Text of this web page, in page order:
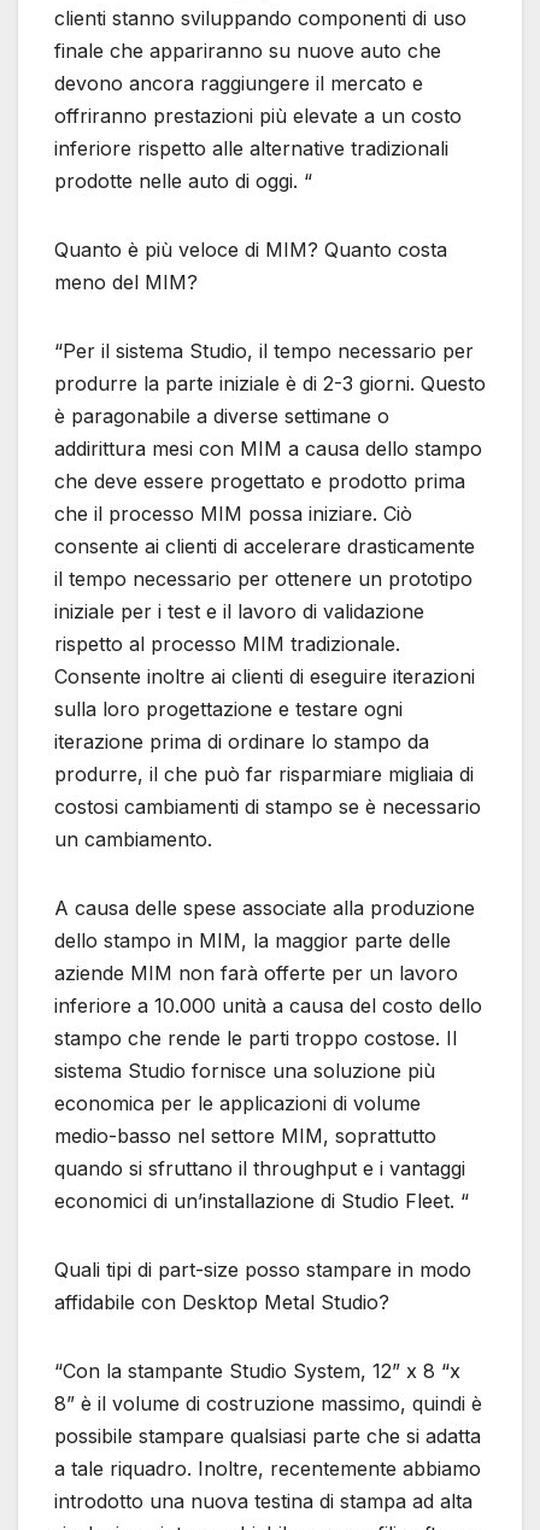
clienti stanno sviluppando componenti di uso
finale che appariranno su nuove auto che
devono ancora raggiungere il mercato e
offriranno prestazioni più elevate a un costo
inferiore rispetto alle alternative tradizionali
prodotte nelle auto di oggi. “
Quanto è più veloce di MIM? Quanto costa
meno del MIM?
“Per il sistema Studio, il tempo necessario per
produrre la parte iniziale è di 2-3 giorni. Questo
è paragonabile a diverse settimane o
addirittura mesi con MIM a causa dello stampo
che deve essere progettato e prodotto prima
che il processo MIM possa iniziare. Ciò
consente ai clienti di accelerare drasticamente
il tempo necessario per ottenere un prototipo
iniziale per i test e il lavoro di validazione
rispetto al processo MIM tradizionale.
Consente inoltre ai clienti di eseguire iterazioni
sulla loro progettazione e testare ogni
iterazione prima di ordinare lo stampo da
produrre, il che può far risparmiare migliaia di
costosi cambiamenti di stampo se è necessario
un cambiamento.
A causa delle spese associate alla produzione
dello stampo in MIM, la maggior parte delle
aziende MIM non farà offerte per un lavoro
inferiore a 10.000 unità a causa del costo dello
stampo che rende le parti troppo costose. Il
sistema Studio fornisce una soluzione più
economica per le applicazioni di volume
medio-basso nel settore MIM, soprattutto
quando si sfruttano il throughput e i vantaggi
economici di un’installazione di Studio Fleet. “
Quali tipi di part-size posso stampare in modo
affidabile con Desktop Metal Studio?
“Con la stampante Studio System, 12” x 8 “x
8” è il volume di costruzione massimo, quindi è
possibile stampare qualsiasi parte che si adatta
a tale riquadro. Inoltre, recentemente abbiamo
introdotto una nuova testina di stampa ad alta